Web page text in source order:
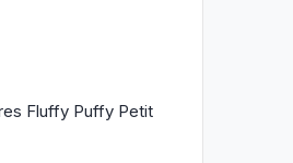
Fluffy Puffy Petit